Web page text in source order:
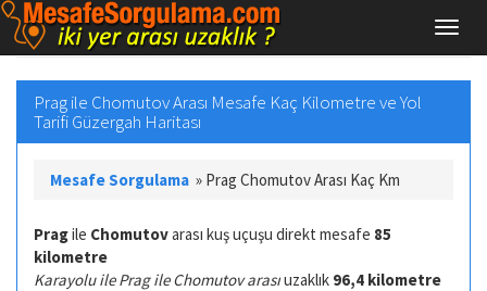
Prag ile Chomutov Arası Mesafe Kaç Kilometre ve Yol
Tarifi Güzergah Haritası
Mesafe Sorgulama » Prag Chomutov Arası Kaç Km
Pragile Chomutovarası kuş uçuşu direkt mesafe 85
kilometre
Karayolu ile Prag ile Chomutov arasıuzaklık 96,4 kilometre